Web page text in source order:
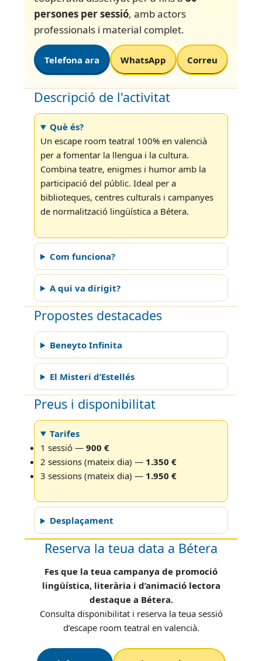
persones per sessió, amb actors
professionals i material complet.
Telefona ara WhatsApp Correu
Descripció de l'activitat
Què és?
Un escape room teatral 100% en valencià
per a fomentar la llengua i la cultura.
Combina teatre, enigmes i humor amb la
participació del públic. Ideal per a
biblioteques, centres culturals i campanyes
de normalització lingüística a Bétera.
Com funciona?
A qui va dirigit?
Propostes destacades
Beneyto Infinita
El Misteri d’Estellés
Preus i disponibilitat
Tarifes
1 sessió — 900 €
2 sessions (mateix dia) — 1.350 €
3 sessions (mateix dia) — 1.950 €
Desplaçament
Reserva la teua data a Bétera
Fes que la teua campanya de promoció
lingüística, literària i d’animació lectora
destaque a Bétera.
Consulta disponibilitat i reserva la teua sessió
d’escape room teatral en valencià.